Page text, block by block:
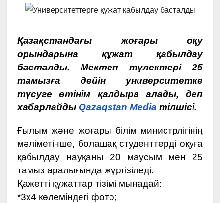
Қазақстандағы жоғары оқу
орындарына құжат қабылдау
басталды. Мектеп түлектері 25
тамызға дейін университетке
түсуге өтінім қалдыра алады, деп
хабарлайды Qazaqstan Media тілшісі.
Ғылым және жоғары білім министрлігінің
мәліметінше, болашақ студенттерді оқуға
қабылдау науқаны 20 маусым мен 25
тамыз аралығында жүргізіледі.
Қажетті құжаттар тізімі мынадай:
*3х4 көлеміндегі фото;